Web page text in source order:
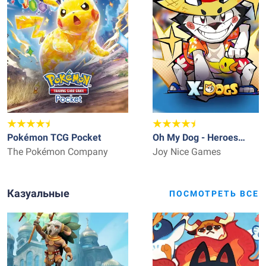
Pokémon TCG Pocket
The Pokémon Company
Oh My Dog - Heroes
Assemble
Joy Nice Games
Казуальные ПОСМОТРЕТЬ ВСЕ